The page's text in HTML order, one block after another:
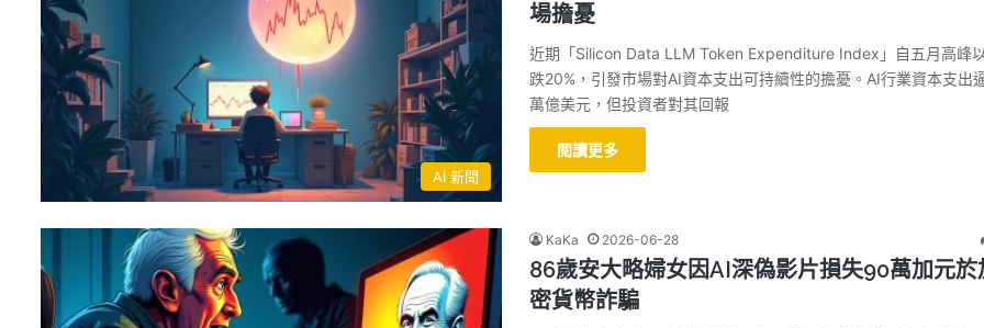
AI 新聞
場擔憂
近期「Silicon Data LLM Token Expenditure Index」自五月高峰
跌20%，引發市場對AI資本支出可持續性的擔憂。AI行業資本支出
萬億美元，但投資者對其回報
閱讀更多
KaKa 2026-06-28
86歲安大略婦女因AI深偽影片損失90萬加元於
密貨幣詐騙